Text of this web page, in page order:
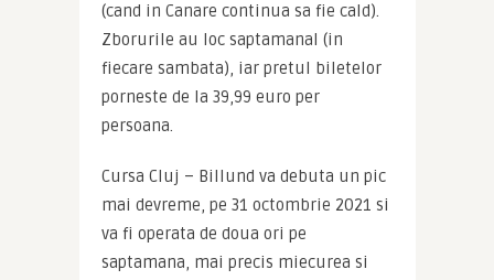
(cand in Canare continua sa fie cald).
Zborurile au loc saptamanal (in
fiecare sambata), iar pretul biletelor
porneste de la 39,99 euro per
persoana.
Cursa Cluj – Billund va debuta un pic
mai devreme, pe 31 octombrie 2021 si
va fi operata de doua ori pe
saptamana, mai precis miecurea si